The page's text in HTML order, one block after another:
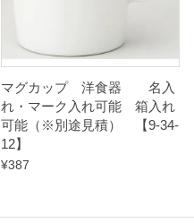
マグカップ 洋食器 名入
れ・マーク入れ可能 箱入れ
可能（※別途見積） 【9-34-
12】
¥387